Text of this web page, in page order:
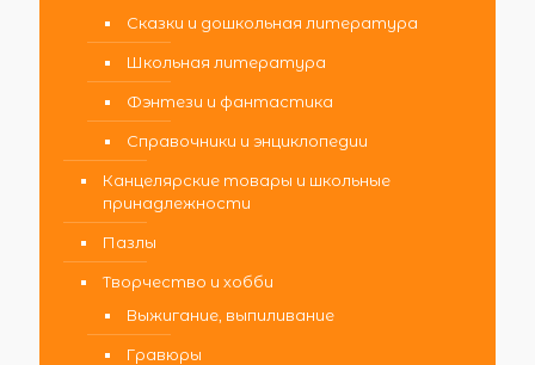
Сказки и дошкольная литература
Школьная литература
Фэнтези и фантастика
Справочники и энциклопедии
Канцелярские товары и школьные
принадлежности
Пазлы
Творчество и хобби
Выжигание, выпиливание
Гравюры